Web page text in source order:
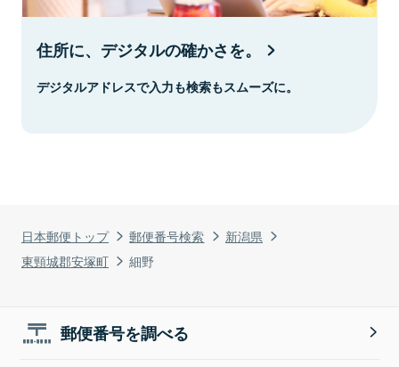
日本郵便トップ 郵便番号検索
新潟県
東頸城郡安塚町
細野
住所に、デジタルの確かさを。
デジタルアドレスで入力も検索もスムーズに。
郵便番号を調べる